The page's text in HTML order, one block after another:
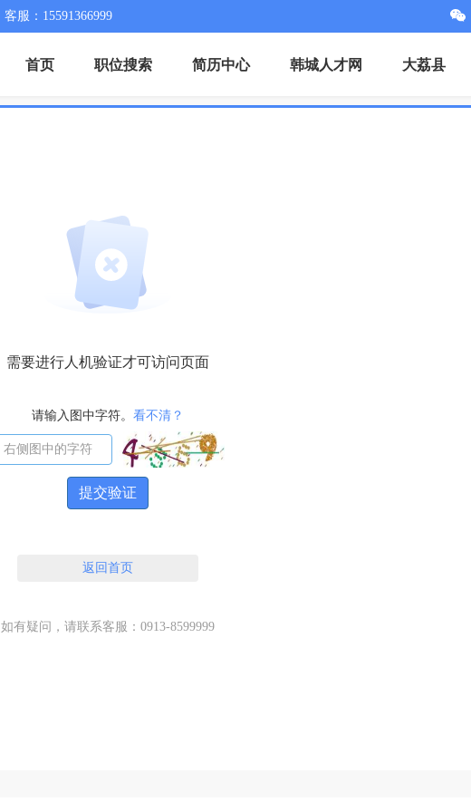
客服：15591366999
首页 职位搜索 简历中心 韩城人才网 大荔县
需要进行人机验证才可访问页面
请输入图中字符。 看不清？
提交验证
返回首页
如有疑问，请联系客服：0913-8599999